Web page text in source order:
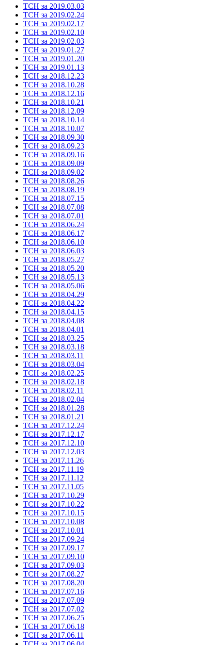
ТСН за 2019.03.03
ТСН за 2019.02.24
ТСН за 2019.02.17
ТСН за 2019.02.10
ТСН за 2019.02.03
ТСН за 2019.01.27
ТСН за 2019.01.20
ТСН за 2019.01.13
ТСН за 2018.12.23
ТСН за 2018.10.28
ТСН за 2018.12.16
ТСН за 2018.10.21
ТСН за 2018.12.09
ТСН за 2018.10.14
ТСН за 2018.10.07
ТСН за 2018.09.30
ТСН за 2018.09.23
ТСН за 2018.09.16
ТСН за 2018.09.09
ТСН за 2018.09.02
ТСН за 2018.08.26
ТСН за 2018.08.19
ТСН за 2018.07.15
ТСН за 2018.07.08
ТСН за 2018.07.01
ТСН за 2018.06.24
ТСН за 2018.06.17
ТСН за 2018.06.10
ТСН за 2018.06.03
ТСН за 2018.05.27
ТСН за 2018.05.20
ТСН за 2018.05.13
ТСН за 2018.05.06
ТСН за 2018.04.29
ТСН за 2018.04.22
ТСН за 2018.04.15
ТСН за 2018.04.08
ТСН за 2018.04.01
ТСН за 2018.03.25
ТСН за 2018.03.18
ТСН за 2018.03.11
ТСН за 2018.03.04
ТСН за 2018.02.25
ТСН за 2018.02.18
ТСН за 2018.02.11
ТСН за 2018.02.04
ТСН за 2018.01.28
ТСН за 2018.01.21
ТСН за 2017.12.24
ТСН за 2017.12.17
ТСН за 2017.12.10
ТСН за 2017.12.03
ТСН за 2017.11.26
ТСН за 2017.11.19
ТСН за 2017.11.12
ТСН за 2017.11.05
ТСН за 2017.10.29
ТСН за 2017.10.22
ТСН за 2017.10.15
ТСН за 2017.10.08
ТСН за 2017.10.01
ТСН за 2017.09.24
ТСН за 2017.09.17
ТСН за 2017.09.10
ТСН за 2017.09.03
ТСН за 2017.08.27
ТСН за 2017.08.20
ТСН за 2017.07.16
ТСН за 2017.07.09
ТСН за 2017.07.02
ТСН за 2017.06.25
ТСН за 2017.06.18
ТСН за 2017.06.11